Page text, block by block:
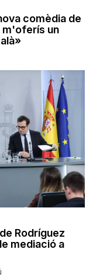
comèdia de
m'oferís un
Rodríguez
mediació a